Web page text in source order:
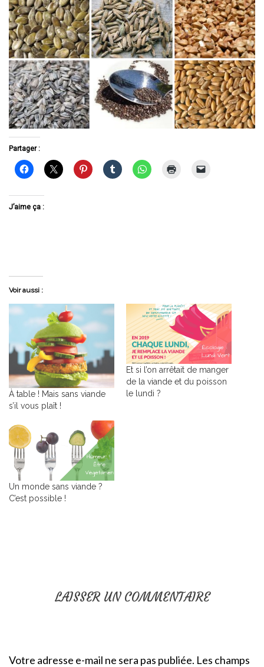
Partager :
J’aime ça :
Voir aussi :
À table ! Mais sans viande
s’il vous plaît !
Et si l’on arrêtait de manger
de la viande et du poisson
le lundi ?
Un monde sans viande ?
C’est possible !
LAISSER UN COMMENTAIRE
Votre adresse e-mail ne sera pas publiée. Les champs